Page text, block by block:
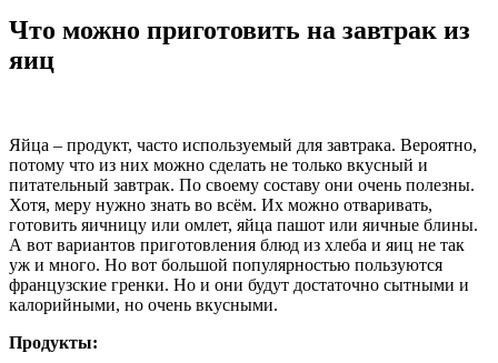
Что можно приготовить на завтрак из
яиц
Яйца – продукт, часто используемый для завтрака. Вероятно,
потому что из них можно сделать не только вкусный и
питательный завтрак. По своему составу они очень полезны.
Хотя, меру нужно знать во всём. Их можно отваривать,
готовить яичницу или омлет, яйца пашот или яичные блины.
А вот вариантов приготовления блюд из хлеба и яиц не так
уж и много. Но вот большой популярностью пользуются
французские гренки. Но и они будут достаточно сытными и
калорийными, но очень вкусными.
Продукты: